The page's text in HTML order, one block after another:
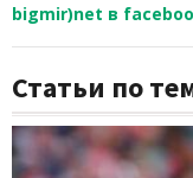
bigmir)net в
Статьи по